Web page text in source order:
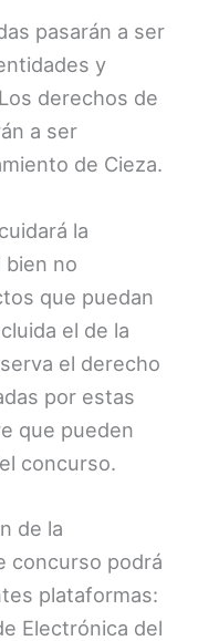
pasarán a ser
y
derechos de
a ser
de Cieza.
la
bien no
que puedan
el de la
el derecho
por estas
que pueden
concurso.
de la
concurso podrá
plataformas:
Electrónica del